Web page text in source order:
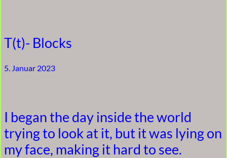
T(t)- Blocks
5. Januar 2023
I began the day inside the world
trying to look at it, but it was lying on
my face, making it hard to see.